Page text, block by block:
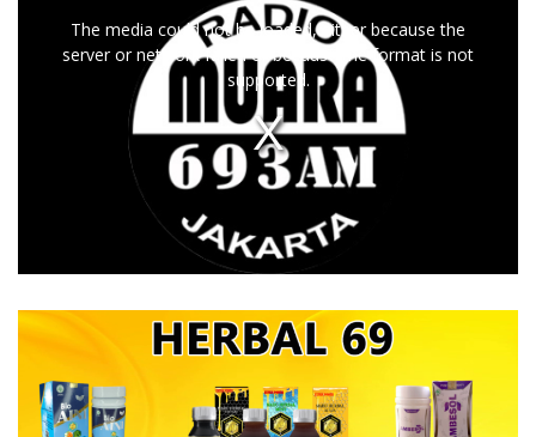
The media could not be loaded, either because the
server or network failed or because the format is not
supported.